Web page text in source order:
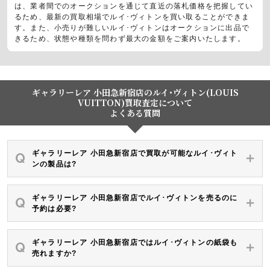
は、業者間でのオークションを通じて直近の落札価格を把握してい
るため、最新の買取相場でルイ･ヴィトンを買い取ることができま
す。また、小売りが難しいルイ･ヴィトンはオークションに出品で
きるため、状態や種類を問わず最大の金額をご案内いたします。
ギャラリーレア 小田急新宿店のルイ･ヴィトン(LOUIS
VUITTON)買取査定について
よくある質問
ギャラリーレア 小田急新宿店で買取が可能なルイ･ヴィト
ンの製品は?
ギャラリーレア 小田急新宿店でルイ･ヴィトンを売るのに
予約は必要?
ギャラリーレア 小田急新宿店ではルイ･ヴィトンの紙袋も
売れますか?